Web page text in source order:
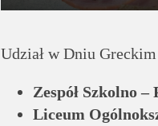
Udział w Dniu
Zespół Szkolno
Liceum